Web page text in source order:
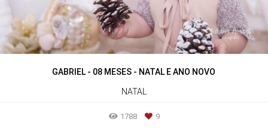
GABRIEL - 08 MESES - NATAL E ANO NOVO
NATAL
1788 9